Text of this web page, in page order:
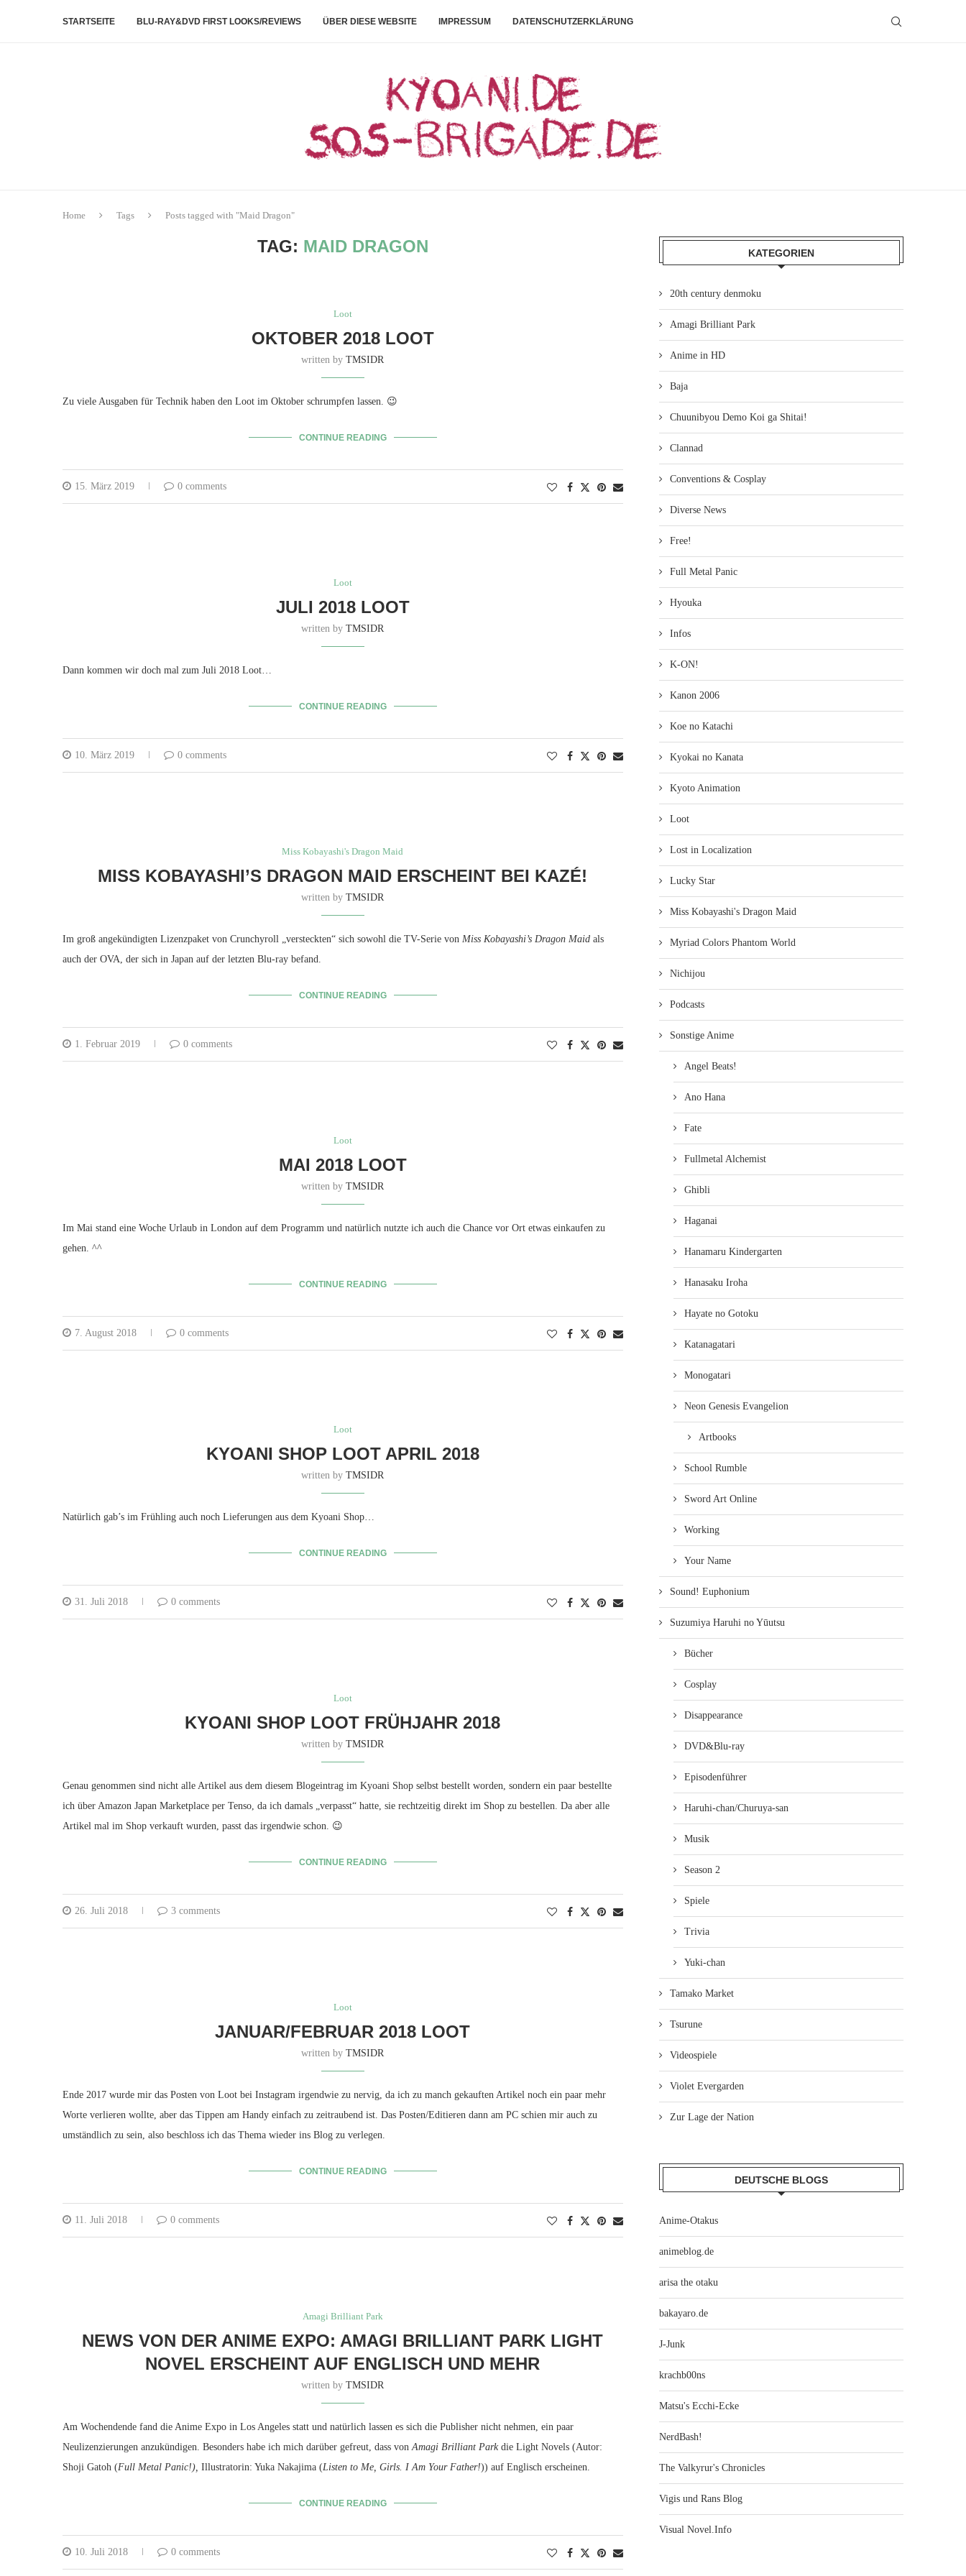
STARTSEITE BLU-RAY&DVD FIRST LOOKS/REVIEWS ÜBER DIESE WEBSITE IMPRESSUM DATENSCHUTZERKLÄRUNG
Home Tags Posts tagged with "Maid Dragon"
TAG: MAID DRAGON
Loot
OKTOBER 2018 LOOT
written byTMSIDR
Zu viele Ausgaben für Technik haben den Loot im Oktober schrumpfen lassen. 😉
CONTINUE READING
15. März 2019 0 comments
Loot
JULI 2018 LOOT
written byTMSIDR
Dann kommen wir doch mal zum Juli 2018 Loot…
CONTINUE READING
10. März 2019 0 comments
Miss Kobayashi's Dragon Maid
MISS KOBAYASHI’S DRAGON MAID ERSCHEINT BEI KAZÉ!
written byTMSIDR
Im groß angekündigten Lizenzpaket von Crunchyroll „versteckten“ sich sowohl die TV-Serie von Miss Kobayashi’s Dragon Maid als
auch der OVA, der sich in Japan auf der letzten Blu-ray befand.
CONTINUE READING
1. Februar 2019 0 comments
Loot
MAI 2018 LOOT
written byTMSIDR
Im Mai stand eine Woche Urlaub in London auf dem Programm und natürlich nutzte ich auch die Chance vor Ort etwas einkaufen zu
gehen. ^^
CONTINUE READING
7. August 2018 0 comments
Loot
KYOANI SHOP LOOT APRIL 2018
written byTMSIDR
Natürlich gab’s im Frühling auch noch Lieferungen aus dem Kyoani Shop…
CONTINUE READING
31. Juli 2018 0 comments
Loot
KYOANI SHOP LOOT FRÜHJAHR 2018
written byTMSIDR
Genau genommen sind nicht alle Artikel aus dem diesem Blogeintrag im Kyoani Shop selbst bestellt worden, sondern ein paar bestellte
ich über Amazon Japan Marketplace per Tenso, da ich damals „verpasst“ hatte, sie rechtzeitig direkt im Shop zu bestellen. Da aber alle
Artikel mal im Shop verkauft wurden, passt das irgendwie schon. 😉
CONTINUE READING
26. Juli 2018 3 comments
Loot
JANUAR/FEBRUAR 2018 LOOT
written byTMSIDR
Ende 2017 wurde mir das Posten von Loot bei Instagram irgendwie zu nervig, da ich zu manch gekauften Artikel noch ein paar mehr
Worte verlieren wollte, aber das Tippen am Handy einfach zu zeitraubend ist. Das Posten/Editieren dann am PC schien mir auch zu
umständlich zu sein, also beschloss ich das Thema wieder ins Blog zu verlegen.
CONTINUE READING
11. Juli 2018 0 comments
Amagi Brilliant Park
NEWS VON DER ANIME EXPO: AMAGI BRILLIANT PARK LIGHT
NOVEL ERSCHEINT AUF ENGLISCH UND MEHR
written byTMSIDR
Am Wochendende fand die Anime Expo in Los Angeles statt und natürlich lassen es sich die Publisher nicht nehmen, ein paar
Neulizenzierungen anzukündigen. Besonders habe ich mich darüber gefreut, dass vonAmagi Brilliant Parkdie Light Novels (Autor:
Shoji Gatoh (Full Metal Panic!), Illustratorin: Yuka Nakajima (Listen to Me, Girls. I Am Your Father!)) auf Englisch erscheinen.
CONTINUE READING
10. Juli 2018 0 comments
KATEGORIEN
20th century denmoku
Amagi Brilliant Park
Anime in HD
Baja
Chuunibyou Demo Koi ga Shitai!
Clannad
Conventions & Cosplay
Diverse News
Free!
Full Metal Panic
Hyouka
Infos
K-ON!
Kanon 2006
Koe no Katachi
Kyokai no Kanata
Kyoto Animation
Loot
Lost in Localization
Lucky Star
Miss Kobayashi's Dragon Maid
Myriad Colors Phantom World
Nichijou
Podcasts
Sonstige Anime
Angel Beats!
Ano Hana
Fate
Fullmetal Alchemist
Ghibli
Haganai
Hanamaru Kindergarten
Hanasaku Iroha
Hayate no Gotoku
Katanagatari
Monogatari
Neon Genesis Evangelion
Artbooks
School Rumble
Sword Art Online
Working
Your Name
Sound! Euphonium
Suzumiya Haruhi no Yūutsu
Bücher
Cosplay
Disappearance
DVD&Blu-ray
Episodenführer
Haruhi-chan/Churuya-san
Musik
Season 2
Spiele
Trivia
Yuki-chan
Tamako Market
Tsurune
Videospiele
Violet Evergarden
Zur Lage der Nation
DEUTSCHE BLOGS
Anime-Otakus
animeblog.de
arisa the otaku
bakayaro.de
J-Junk
krachb00ns
Matsu's Ecchi-Ecke
NerdBash!
The Valkyrur's Chronicles
Vigis und Rans Blog
Visual Novel.Info